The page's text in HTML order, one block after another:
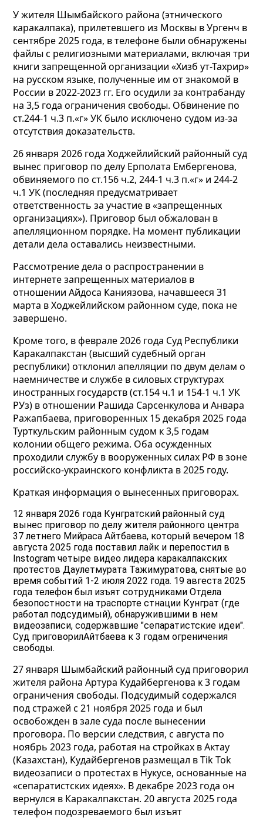
У жителя Шымбайского района (этнического
каракалпака), прилетевшего из Москвы в Ургенч в
сентябре 2025 года, в телефоне были обнаружены
файлы с религиозными материалами, включая три
книги запрещенной организации «Хизб ут-Тахрир»
на русском языке, полученные им от знакомой в
России в 2022-2023 гг. Его осудили за контрабанду
на 3,5 года ограничения свободы. Обвинение по
ст.244-1 ч.3 п.«г» УК было исключено судом из-за
отсутствия доказательств.
26 января 2026 года Ходжейлийский районный суд
вынес приговор по делу Ерполата Ембергенова,
обвиняемого по ст.156 ч.2, 244-1 ч.3 п.«г» и 244-2
ч.1 УК (последняя предусматривает
ответственность за участие в «запрещенных
организациях»). Приговор был обжалован в
апелляционном порядке. На момент публикации
детали дела оставались неизвестными.
Рассмотрение дела о распространении в
интернете запрещенных материалов в
отношении Айдоса Каниязова, начавшееся 31
марта в Ходжейлийском районном суде, пока не
завершено.
Кроме того, в феврале 2026 года Суд Республики
Каракалпакстан (высший судебный орган
республики) отклонил апелляции по двум делам о
наемничестве и службе в силовых структурах
иностранных государств (ст.154 ч.1 и 154-1 ч.1 УК
РУз) в отношении Рашида Сарсенкулова и Анвара
Ражапбаева, приговоренных 15 декабря 2025 года
Турткульским районным судом к 3,5 годам
колонии общего режима. Оба осужденных
проходили службу в вооруженных силах РФ в зоне
российско-украинского конфликта в 2025 году.
Краткая информация о вынесенных приговорах.
12 января 2026 года Кунгратский районный суд
вынес приговор по делу жителя районного центра
37 летнего Мийраса Айтбаева, который вечером 18
августа 2025 года поставил лайк и перепостил в
Instogram четыре видео лидера каракалпакских
протестов Даулетмурата Тажимуратова, снятые во
время событий 1-2 июля 2022 года. 19 авгеста 2025
года телефон был изъят сотрудниками Отдела
безопостности на траспорте стнации Кунграт (где
работал подсудимый), обнаружившими в нем
видеозаписи, содержавшие "сепаратистские идеи".
Суд приговорилАйтбаева к 3 годам огреничения
свободы.
27 января Шымбайский районный суд приговорил
жителя района Артура Кудайбергенова к 3 годам
ограничения свободы. Подсудимый содержался
под стражей с 21 ноября 2025 года и был
освобожден в зале суда после вынесении
проговора. По версии следствия, с августа по
ноябрь 2023 года, работая на стройках в Актау
(Казахстан), Кудайбергенов размещал в Tik Tok
видеозаписи о протестах в Нукусе, основанные на
«сепаратистских идеях». В декабре 2023 года он
вернулся в Каракалпакстан. 20 августа 2025 года
телефон подозреваемого был изъят